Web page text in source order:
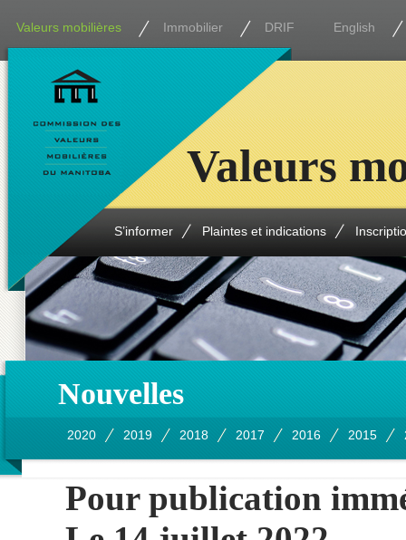
Valeurs mobilières Immobilier DRIF English
S’informer Plaintes et indications
Valeurs
Nouvelles
2020 2019 2018 2017 2016 2015
Pour publication